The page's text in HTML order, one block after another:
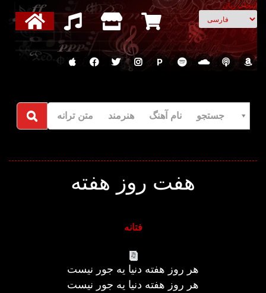
انتخاب زبان
P
جستجو نام آهنگ هنرمند متن ترانه
هفت روز هفته
فتانه
هر روز هفته دنیا یه جور نیست
هر روز هفته دنیا یه جور نیست